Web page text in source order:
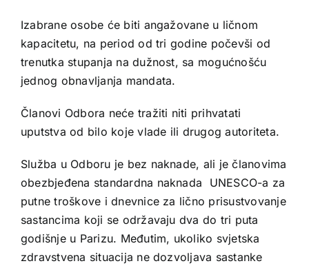
Izabrane osobe će biti angažovane u ličnom
kapacitetu, na period od tri godine počevši od
trenutka stupanja na dužnost, sa mogućnošću
jednog obnavljanja mandata.
Članovi Odbora neće tražiti niti prihvatati
uputstva od bilo koje vlade ili drugog autoriteta.
Služba u Odboru je bez naknade, ali je članovima
obezbjeđena standardna naknada UNESCO-a za
putne troškove i dnevnice za lično prisustvovanje
sastancima koji se održavaju dva do tri puta
godišnje u Parizu. Međutim, ukoliko svjetska
zdravstvena situacija ne dozvoljava sastanke